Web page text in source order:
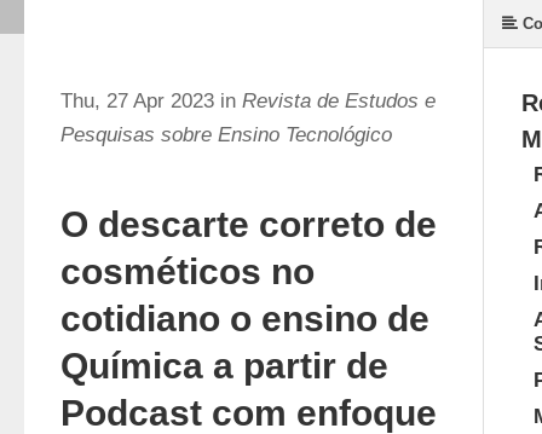
Thu, 27 Apr 2023 in Revista de Estudos e
Pesquisas sobre Ensino Tecnológico
O descarte correto de
cosméticos no
cotidiano o ensino de
Química a partir de
Podcast com enfoque